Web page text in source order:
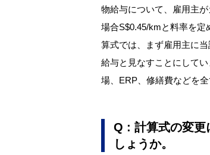
物給与について、雇用主
場合S$0.45/kmと料率を
算式では、まず雇用主に
給与と見なすことにして
場、ERP、修繕費などを全
Q : 計算式の変更
しょうか。